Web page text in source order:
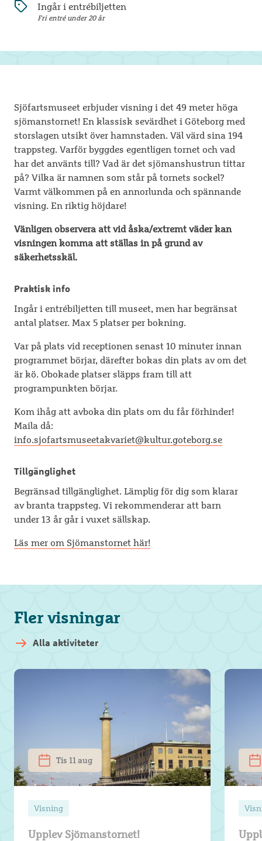
Ingår i entrébiljetten
Fri entré under 20 år
Sjöfartsmuseet erbjuder visning i det 49 meter höga
sjömanstornet! En klassisk sevärdhet i Göteborg med
storslagen utsikt över hamnstaden. Väl värd sina 194
trappsteg. Varför byggdes egentligen tornet och vad
har det använts till? Vad är det sjömanshustrun tittar
på? Vilka är namnen som står på tornets sockel?
Varmt välkommen på en annorlunda och spännande
visning. En riktig höjdare!
Vänligen observera att vid åska/extremt väder kan
visningen komma att ställas in på grund av
säkerhetsskäl.
Praktisk info
Ingår i entrébiljetten till museet, men har begränsat
antal platser. Max 5 platser per bokning.
Var på plats vid receptionen senast 10 minuter innan
programmet börjar, därefter bokas din plats av om det
är kö. Obokade platser släpps fram till att
programpunkten börjar.
Kom ihåg att avboka din plats om du får förhinder!
Maila då:
info.sjofartsmuseetakvariet@kultur.goteborg.se
Tillgänglighet
Begränsad tillgänglighet. Lämplig för dig som klarar
av branta trappsteg. Vi rekommenderar att barn
under 13 år går i vuxet sällskap.
Läs mer om Sjömanstornet här!
Fler visningar
Alla aktiviteter
Tis 11 aug
Visning
Upplev Sjömanstornet!